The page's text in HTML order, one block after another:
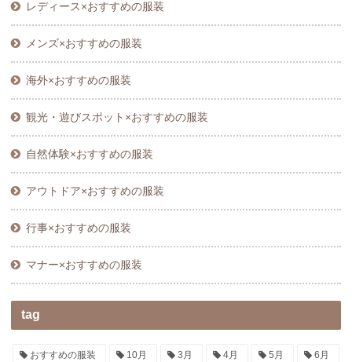
レディース×おすすめの服装
メンズ×おすすめの服装
海外×おすすめの服装
観光・遊びスポット×おすすめの服装
自然体験×おすすめの服装
アウトドア×おすすめの服装
行事×おすすめの服装
マナー×おすすめの服装
tag
おすすめの服装 10月 3月 4月 5月 6月